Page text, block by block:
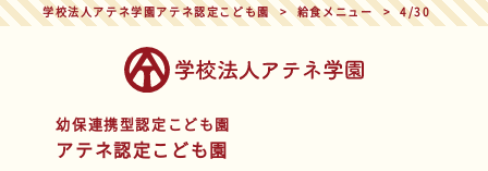
学校法人アテネ学園アテネ認定こども園 > 給食メニュー > 4/30
幼保連携型認定こども園
アテネ認定こども園